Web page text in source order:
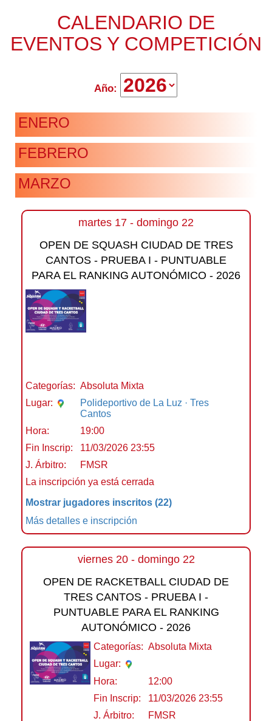
CALENDARIO DE
EVENTOS Y COMPETICIÓN
Año:
ENERO
FEBRERO
MARZO
martes 17 - domingo 22
OPEN DE SQUASH CIUDAD DE TRES
CANTOS - PRUEBA I - PUNTUABLE
PARA EL RANKING AUTONÓMICO - 2026
Categorías: Absoluta Mixta
Lugar:
Polideportivo de La Luz · Tres
Cantos
Hora:
19:00
Fin Inscrip:
11/03/2026 23:55
J. Árbitro:
FMSR
La inscripción ya está cerrada
Mostrar jugadores inscritos (22)
Más detalles e inscripción
viernes 20 - domingo 22
OPEN DE RACKETBALL CIUDAD DE
TRES CANTOS - PRUEBA I -
PUNTUABLE PARA EL RANKING
AUTONÓMICO - 2026
Categorías: Absoluta Mixta
Lugar:
Hora:
12:00
Fin Inscrip:
11/03/2026 23:55
J. Árbitro:
FMSR